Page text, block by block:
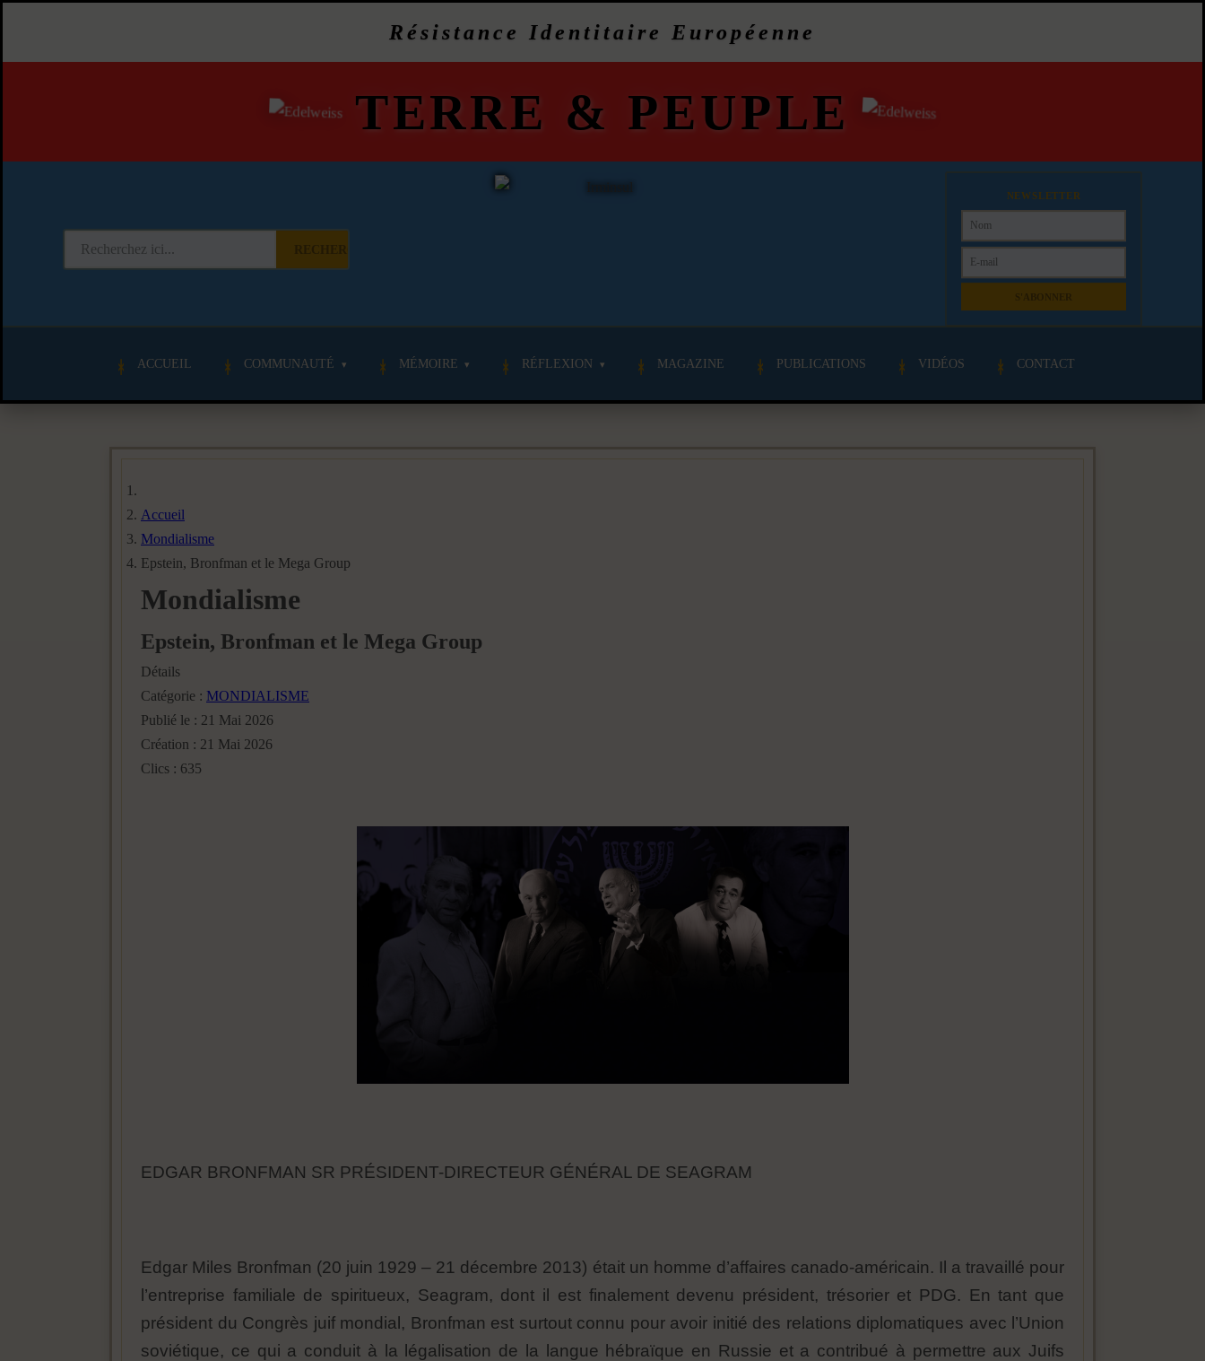
Résistance Identitaire Européenne
TERRE & PEUPLE
NEWSLETTER
ACCUEIL COMMUNAUTÉ MÉMOIRE RÉFLEXION MAGAZINE PUBLICATIONS VIDÉOS CONTACT
Accueil
Mondialisme
Epstein, Bronfman et le Mega Group
Mondialisme
Epstein, Bronfman et le Mega Group
Détails
Catégorie : MONDIALISME
Publié le : 21 Mai 2026
Création : 21 Mai 2026
Clics : 635
EDGAR BRONFMAN SR PRÉSIDENT-DIRECTEUR GÉNÉRAL DE SEAGRAM
Edgar Miles Bronfman (20 juin 1929 – 21 décembre 2013) était un homme d’affaires canado-américain. Il a travaillé pour
l’entreprise familiale de spiritueux, Seagram, dont il est finalement devenu président, trésorier et PDG. En tant que
président du Congrès juif mondial, Bronfman est surtout connu pour avoir initié des relations diplomatiques avec l’Union
soviétique, ce qui a conduit à la légalisation de la langue hébraïque en Russie et a contribué à permettre aux Juifs